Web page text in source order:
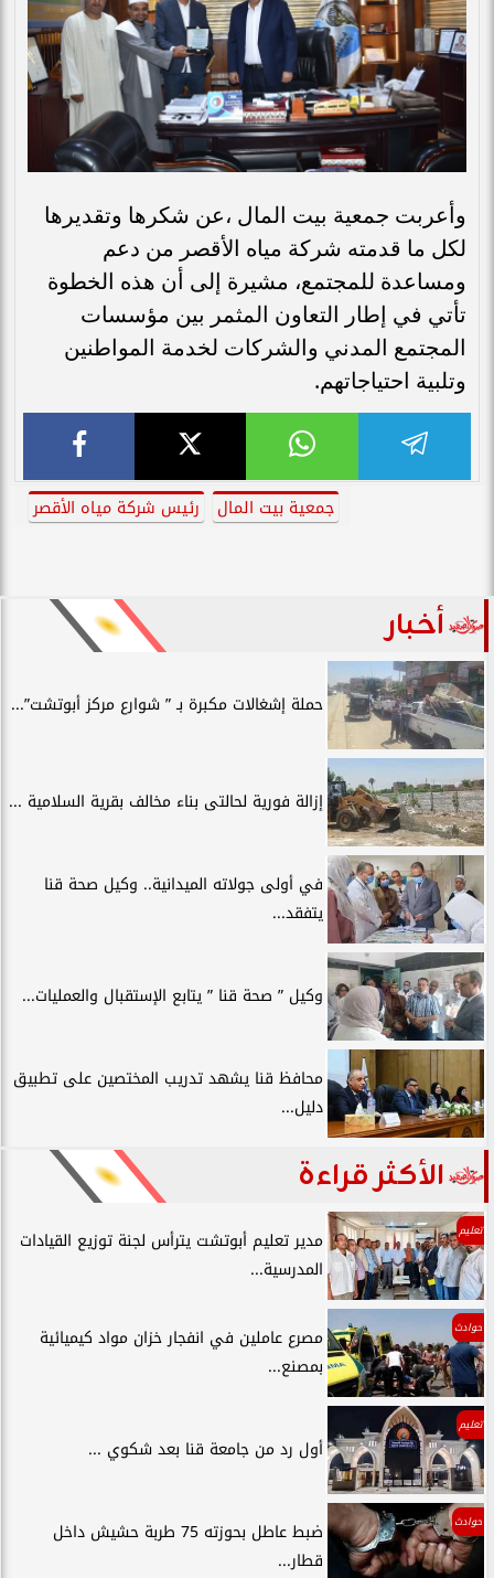
وأعربت جمعية بيت المال ،عن شكرها وتقديرها
لكل ما قدمته شركة مياه الأقصر من دعم
ومساعدة للمجتمع، مشيرة إلى أن هذه الخطوة
تأتي في إطار التعاون المثمر بين مؤسسات
المجتمع المدني والشركات لخدمة المواطنين
وتلبية احتياجاتهم.
جمعية بيت المال رئيس شركة مياه الأقصر
أخبار
حملة إشغالات مكبرة بـ ” شوارع مركز أبوتشت”...
إزالة فورية لحالتى بناء مخالف بقرية السلامية ...
في أولى جولاته الميدانية.. وكيل صحة قنا
يتفقد...
وكيل ” صحة قنا ” يتابع الإستقبال والعمليات...
محافظ قنا يشهد تدريب المختصين على تطبيق
دليل...
الأكثر قراءة
تعليم
مدير تعليم أبوتشت يترأس لجنة توزيع القيادات
المدرسية...
حوادث
مصرع عاملين في انفجار خزان مواد كيميائية
بمصنع...
تعليم
أول رد من جامعة قنا بعد شكوي ...
حوادث
ضبط عاطل بحوزته 75 طربة حشيش داخل
قطار...